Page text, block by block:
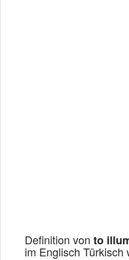
Definition von to
im Englisch Türkisch